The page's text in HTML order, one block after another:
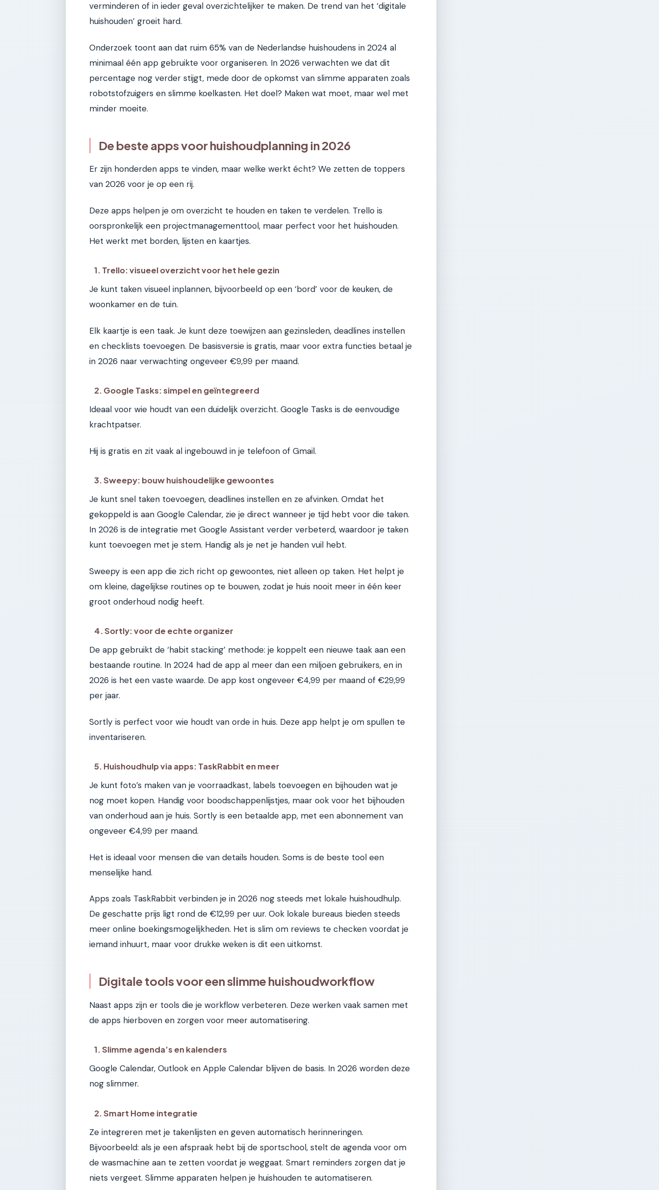
verminderen of in ieder geval overzichtelijker te maken. De trend van het ‘digitale
huishouden’ groeit hard.
Onderzoek toont aan dat ruim 65% van de Nederlandse huishoudens in 2024 al
minimaal één app gebruikte voor organiseren. In 2026 verwachten we dat dit
percentage nog verder stijgt, mede door de opkomst van slimme apparaten zoals
robotstofzuigers en slimme koelkasten. Het doel? Maken wat moet, maar wel met
minder moeite.
De beste apps voor huishoudplanning in 2026
Er zijn honderden apps te vinden, maar welke werkt écht? We zetten de toppers
van 2026 voor je op een rij.
Deze apps helpen je om overzicht te houden en taken te verdelen. Trello is
oorspronkelijk een projectmanagementtool, maar perfect voor het huishouden.
Het werkt met borden, lijsten en kaartjes.
1. Trello: visueel overzicht voor het hele gezin
Je kunt taken visueel inplannen, bijvoorbeeld op een ‘bord’ voor de keuken, de
woonkamer en de tuin.
Elk kaartje is een taak. Je kunt deze toewijzen aan gezinsleden, deadlines instellen
en checklists toevoegen. De basisversie is gratis, maar voor extra functies betaal je
in 2026 naar verwachting ongeveer €9,99 per maand.
2. Google Tasks: simpel en geïntegreerd
Ideaal voor wie houdt van een duidelijk overzicht. Google Tasks is de eenvoudige
krachtpatser.
Hij is gratis en zit vaak al ingebouwd in je telefoon of Gmail.
3. Sweepy: bouw huishoudelijke gewoontes
Je kunt snel taken toevoegen, deadlines instellen en ze afvinken. Omdat het
gekoppeld is aan Google Calendar, zie je direct wanneer je tijd hebt voor die taken.
In 2026 is de integratie met Google Assistant verder verbeterd, waardoor je taken
kunt toevoegen met je stem. Handig als je net je handen vuil hebt.
Sweepy is een app die zich richt op gewoontes, niet alleen op taken. Het helpt je
om kleine, dagelijkse routines op te bouwen, zodat je huis nooit meer in één keer
groot onderhoud nodig heeft.
4. Sortly: voor de echte organizer
De app gebruikt de ‘habit stacking’ methode: je koppelt een nieuwe taak aan een
bestaande routine. In 2024 had de app al meer dan een miljoen gebruikers, en in
2026 is het een vaste waarde. De app kost ongeveer €4,99 per maand of €29,99
per jaar.
Sortly is perfect voor wie houdt van orde in huis. Deze app helpt je om spullen te
inventariseren.
5. Huishoudhulp via apps: TaskRabbit en meer
Je kunt foto’s maken van je voorraadkast, labels toevoegen en bijhouden wat je
nog moet kopen. Handig voor boodschappenlijstjes, maar ook voor het bijhouden
van onderhoud aan je huis. Sortly is een betaalde app, met een abonnement van
ongeveer €4,99 per maand.
Het is ideaal voor mensen die van details houden. Soms is de beste tool een
menselijke hand.
Apps zoals TaskRabbit verbinden je in 2026 nog steeds met lokale huishoudhulp.
De geschatte prijs ligt rond de €12,99 per uur. Ook lokale bureaus bieden steeds
meer online boekingsmogelijkheden. Het is slim om reviews te checken voordat je
iemand inhuurt, maar voor drukke weken is dit een uitkomst.
Digitale tools voor een slimme huishoudworkflow
Naast apps zijn er tools die je workflow verbeteren. Deze werken vaak samen met
de apps hierboven en zorgen voor meer automatisering.
1. Slimme agenda’s en kalenders
Google Calendar, Outlook en Apple Calendar blijven de basis. In 2026 worden deze
nog slimmer.
2. Smart Home integratie
Ze integreren met je takenlijsten en geven automatisch herinneringen.
Bijvoorbeeld: als je een afspraak hebt bij de sportschool, stelt de agenda voor om
de wasmachine aan te zetten voordat je weggaat. Smart reminders zorgen dat je
niets vergeet. Slimme apparaten helpen je huishouden te automatiseren.